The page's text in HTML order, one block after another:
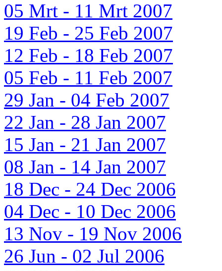
05 Mrt - 11 Mrt 2007
19 Feb - 25 Feb 2007
12 Feb - 18 Feb 2007
05 Feb - 11 Feb 2007
29 Jan - 04 Feb 2007
22 Jan - 28 Jan 2007
15 Jan - 21 Jan 2007
08 Jan - 14 Jan 2007
18 Dec - 24 Dec 2006
04 Dec - 10 Dec 2006
13 Nov - 19 Nov 2006
26 Jun - 02 Jul 2006